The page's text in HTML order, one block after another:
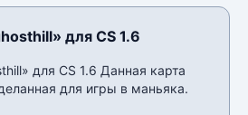
для CS 1.6
для CS 1.6 Данная карта
для игры в маньяка.